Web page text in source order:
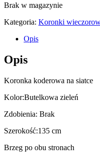
Brak w magazynie
Kategoria: Koronki
Opis
Opis
Koronka koderowa na siatce
Kolor:Butelkowa zieleń
Zdobienia: Brak
Szerokość:135 cm
Brzeg po obu stronach